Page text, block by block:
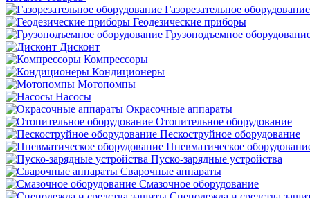
Газорезательное оборудование
Геодезические приборы
Грузоподъемное
Дисконт
Компрессоры
Кондиционеры
Мотопомпы
Насосы
Окрасочные аппараты
Отопительное оборудование
Пескоструйное оборудование
Пневматическое
Пуско-зарядные устройства
Сварочные аппараты
Смазочное оборудование